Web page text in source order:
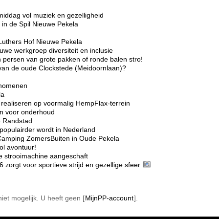
vol muziek en gezelligheid
de Spil Nieuwe Pekela
Hof Nieuwe Pekela
werkgroep diversiteit en inclusie
van grote pakken of ronde balen stro!
de oude Clockstede (Meidoornlaan)?
op voormalig HempFlax-terrein
voor onderhoud
Randstad
wordt in Nederland
ZomersBuiten in Oude Pekela
avontuur!
strooimachine aangeschaft
zorgt voor sportieve strijd en gezellige sfeer
mogelijk. U heeft geen [MijnPP-account].